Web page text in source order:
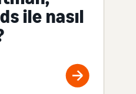
ile nasıl